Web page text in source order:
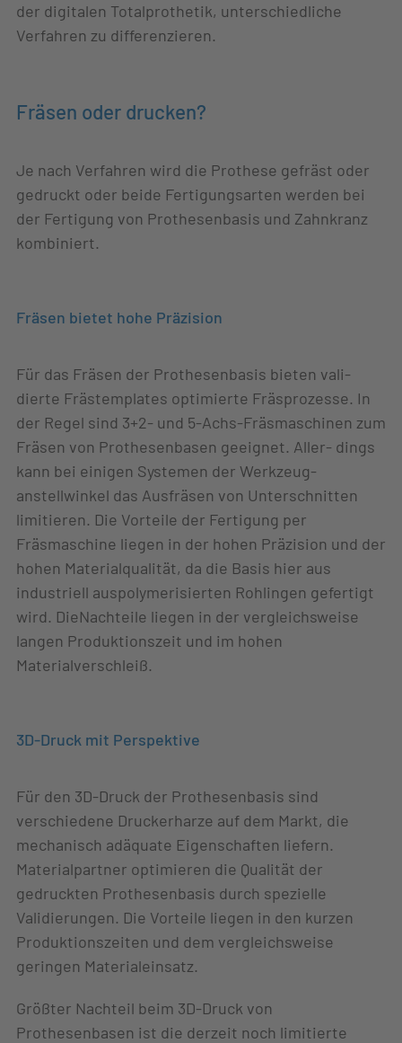
der digitalen Totalprothetik, unterschiedliche
Verfahren zu differenzieren.
Fräsen oder drucken?
Je nach Verfahren wird die Prothese gefräst oder
gedruckt oder beide Fertigungsarten werden bei
der Fertigung von Prothesenbasis und Zahnkranz
kombiniert.
Fräsen bietet hohe Präzision
Für das Fräsen der Prothesenbasis bieten vali-
dierte Frästemplates optimierte Fräsprozesse. In
der Regel sind 3+2- und 5-Achs-Fräsmaschinen zum
Fräsen von Prothesenbasen geeignet. Aller- dings
kann bei einigen Systemen der Werkzeug-
anstellwinkel das Ausfräsen von Unterschnitten
limitieren. Die Vorteile der Fertigung per
Fräsmaschine liegen in der hohen Präzision und der
hohen Materialqualität, da die Basis hier aus
industriell auspolymerisierten Rohlingen gefertigt
wird. DieNachteile liegen in der vergleichsweise
langen Produktionszeit und im hohen
Materialverschleiß.
3D-Druck mit Perspektive
Für den 3D-Druck der Prothesenbasis sind
verschiedene Druckerharze auf dem Markt, die
mechanisch adäquate Eigenschaften liefern.
Materialpartner optimieren die Qualität der
gedruckten Prothesenbasis durch spezielle
Validierungen. Die Vorteile liegen in den kurzen
Produktionszeiten und dem vergleichsweise
geringen Materialeinsatz.
Größter Nachteil beim 3D-Druck von
Prothesenbasen ist die derzeit noch limitierte